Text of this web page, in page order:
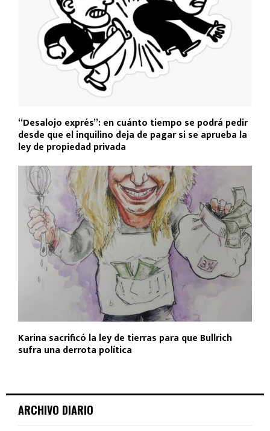
“Desalojo exprés”: en cuánto tiempo se podrá pedir
desde que el inquilino deja de pagar si se aprueba la
ley de propiedad privada
Karina sacrificó la ley de tierras para que Bullrich
sufra una derrota política
ARCHIVO DIARIO